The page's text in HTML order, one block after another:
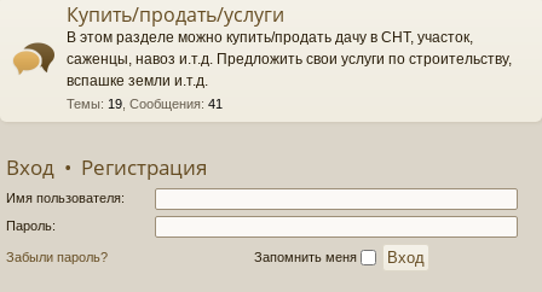
Купить/продать/услуги
В этом разделе можно купить/продать дачу в СНТ, участок,
саженцы, навоз и.т.д. Предложить свои услуги по строительству,
вспашке земли и.т.д.
Темы: 19 Сообщения: 41
Вход • Регистрация
Имя пользователя:
Пароль:
Забыли пароль? Запомнить меня